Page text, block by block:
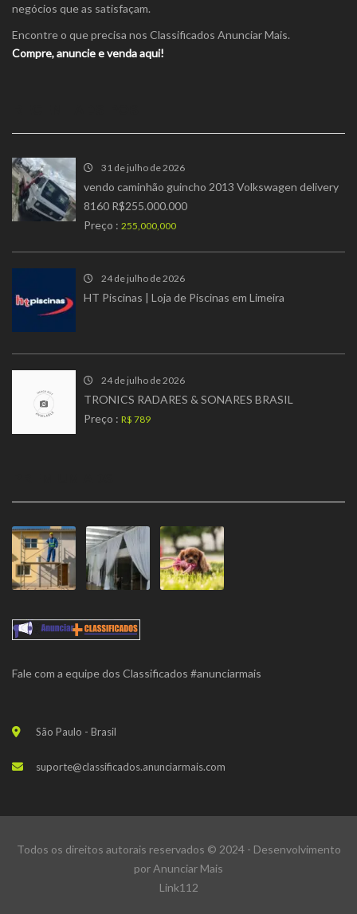
negócios que as satisfaçam.
Encontre o que precisa nos Classificados Anunciar Mais.
Compre, anuncie e venda aqui!
31 de julho de 2026
vendo caminhão guincho 2013 Volkswagen delivery
8160 R$255.000.000
Preço : 255,000,000
24 de julho de 2026
HT Piscinas | Loja de Piscinas em Limeira
24 de julho de 2026
TRONICS RADARES & SONARES BRASIL
Preço : R$ 789
Fale com a equipe dos Classificados #anunciarmais
São Paulo - Brasil
suporte@classificados.anunciarmais.com
Todos os direitos autorais reservados © 2024 - Desenvolvimento
porAnunciar Mais
Link112